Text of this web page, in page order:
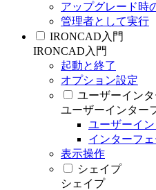
アップグレード時
管理者として実行
IRONCAD入門
IRONCAD入門
起動と終了
オプション設定
ユーザーイン
ユーザーインター
ユーザーイ
インターフ
表示操作
シェイプ
シェイプ